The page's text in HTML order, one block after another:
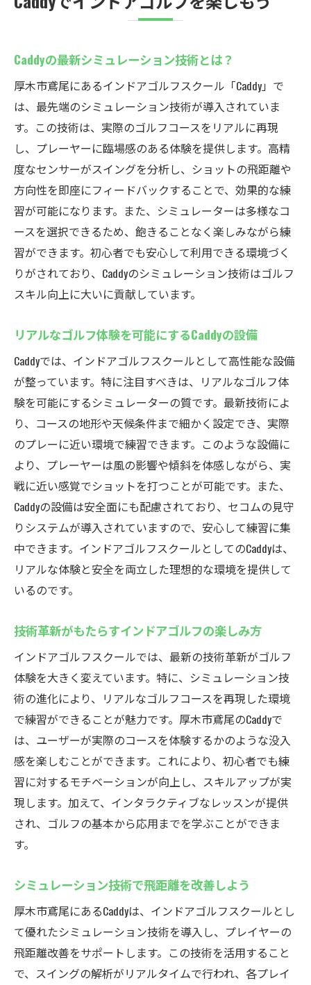
Caddyの最新シミュレーション技術とは？
厚木市鳶尾にあるインドアゴルフスクール「Caddy」で
は、最先端のシミュレーション技術が導入されていま
す。この技術は、実際のゴルフコースをリアルに再現
し、プレーヤーに臨場感のある体験を提供します。高精
度なセンサーがスイングを分析し、ショットの飛距離や
方向性を即座にフィードバックすることで、効果的な練
習が可能になります。また、シミュレーターは多様なコ
ースを選択できるため、飽きることなく楽しみながら練
習ができます。初心者でも安心して利用できる環境づく
りがされており、Caddyのシミュレーション技術はゴルフ
スキル向上に大いに貢献しています。
リアルなゴルフ体験を可能にするCaddyの設備
Caddyでは、インドアゴルフスクールとして高性能な設備
が整っています。特に注目すべきは、リアルなゴルフ体
験を可能にするシミュレーターの質です。最新技術によ
り、コースの地形や天候条件まで細かく設定でき、実際
のプレーに近い環境で練習できます。このような設備に
より、プレーヤーは風の影響や傾斜を体感しながら、実
戦に近い感覚でショットを打つことが可能です。また、
Caddyの設備は安全面にも配慮されており、セコムの見守
りシステムが導入されていますので、安心して練習に集
中できます。インドアゴルフスクールとしてのCaddyは、
リアルな体験と安全を両立した理想的な環境を提供して
いるのです。
技術革新がもたらすインドアゴルフの楽しみ方
インドアゴルフスクールでは、最新の技術革新がゴルフ
体験を大きく変えています。特に、シミュレーション技
術の進化により、リアルなゴルフコースを再現した環境
で練習ができることが魅力です。厚木市鳶尾のCaddyで
は、ユーザーが実際のコースを体験するかのような没入
感を楽しむことができます。これにより、初心者でも練
習に対するモチベーションが向上し、スキルアップが実
現します。加えて、インタラクティブなレッスンが提供
され、ゴルフの基本から応用までを学ぶことができま
す。
シミュレーション技術で飛距離を改善しよう
厚木市鳶尾にあるCaddyは、インドアゴルフスクールとし
て優れたシミュレーション技術を導入し、プレイヤーの
飛距離改善をサポートします。この技術を活用すること
で、スイングの解析がリアルタイムで行われ、各プレイ